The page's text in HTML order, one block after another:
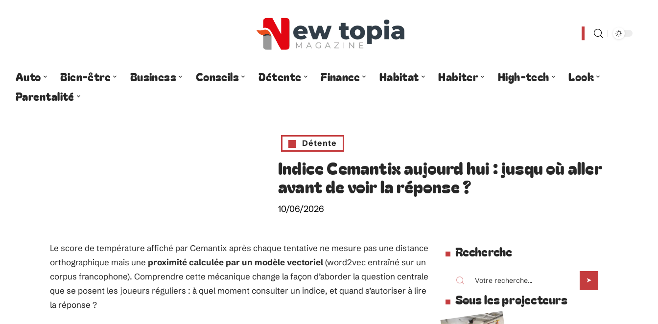
Auto Bien-être Business Conseils Détente Finance Habitat Habiter High-tech
Look
Parentalité
Détente
Indice Cemantix aujourd hui : jusqu où aller
avant de voir la réponse ?
10/06/2026
Le score de température affiché par Cemantix après chaque tentative ne mesure pas une distance
orthographique mais une proximité calculée par un modèle vectoriel(word2vec entraîné sur un
corpus francophone). Comprendre cette mécanique change la façon d’aborder la question centrale
que se posent les joueurs réguliers : à quel moment consulter un indice, et quand s’autoriser à lire
la réponse ?
Recherche
Sous les projecteurs